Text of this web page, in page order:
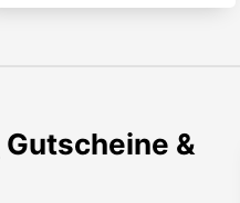
Gutscheine &